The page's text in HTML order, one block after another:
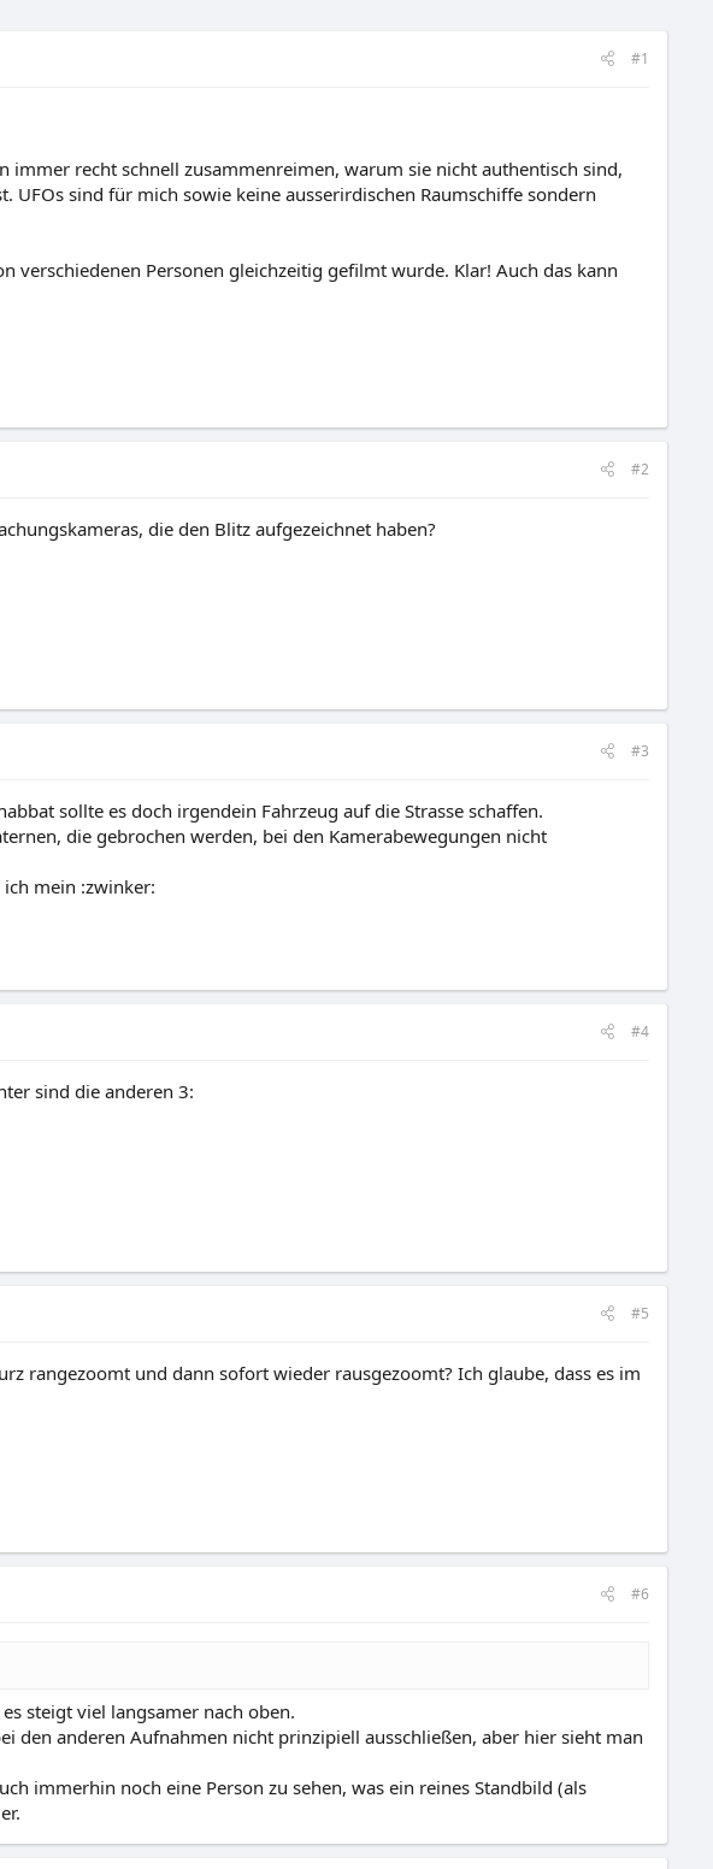
#1
recht schnell zusammenreimen, warum sie nicht authentisch sind,
UFOs sind für mich sowie keine ausserirdischen Raumschiffe sondern
verschiedenen Personen gleichzeitig gefilmt wurde. Klar! Auch das kann
#2
die den Blitz aufgezeichnet haben?
#3
sollte es doch irgendein Fahrzeug auf die Strasse schaffen.
die gebrochen werden, bei den Kamerabewegungen nicht
mein :zwinker:
#4
sind die anderen 3:
#5
rangezoomt und dann sofort wieder rausgezoomt? Ich glaube, dass es im
#6
steigt viel langsamer nach oben.
anderen Aufnahmen nicht prinzipiell ausschließen, aber hier sieht man
immerhin noch eine Person zu sehen, was ein reines Standbild (als